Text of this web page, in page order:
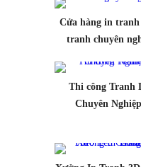
Cửa hàng in
tranh chuyên
Thi công Tranh
Chuyên